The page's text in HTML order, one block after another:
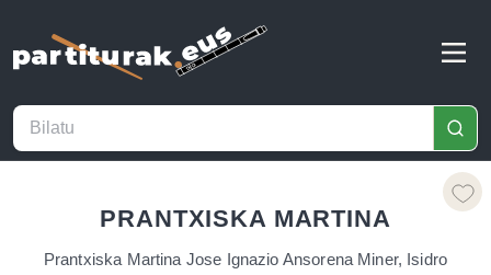
PRANTXISKA MARTINA
Prantxiska Martina Jose Ignazio Ansorena Miner, Isidro